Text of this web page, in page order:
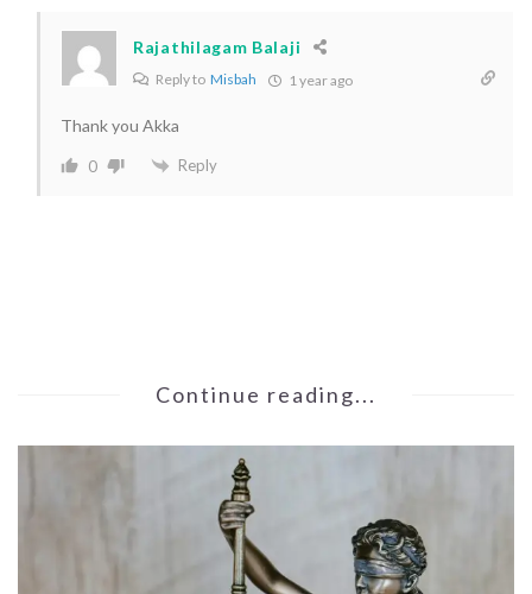
Rajathilagam Balaji
Reply to Misbah 1 year ago
Thank you Akka
0 Reply
Continue reading...